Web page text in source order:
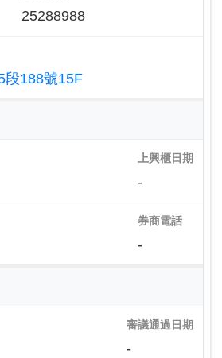
25288988
段188號15F
上興櫃日期
-
券商電話
-
審議通過日期
-